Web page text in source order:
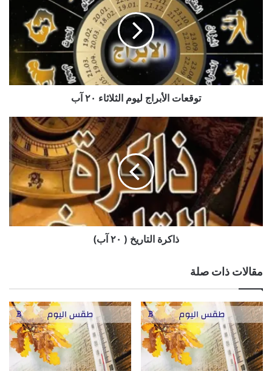
الثلاثاء
توقعات الأبراج ليوم الثلاثاء ٢٠ آب
ذاكرة
التاريخ
(
٢٠
آب)
ذاكرة التاريخ ( ٢٠ آب)
مقالات ذات صلة